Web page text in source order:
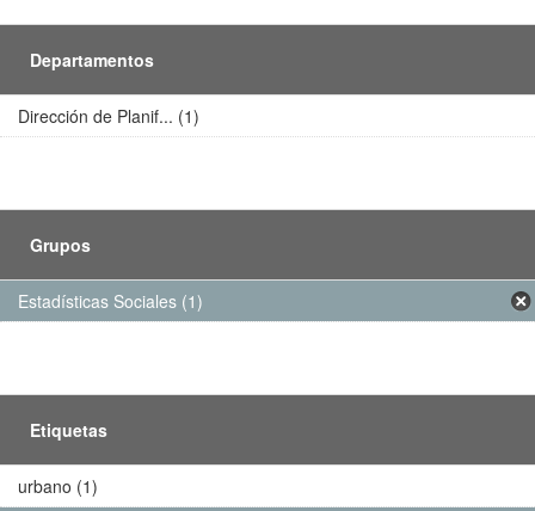
Departamentos
Dirección de Planif... (1)
Grupos
Estadísticas Sociales (1)
Etiquetas
urbano (1)